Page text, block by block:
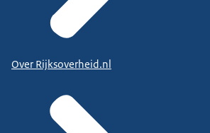
Over Rijksoverheid.nl